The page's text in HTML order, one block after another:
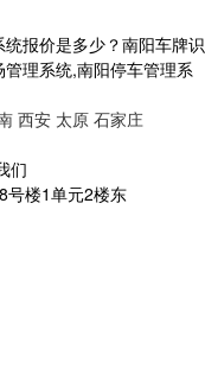
报价是多少？南阳车牌识
理系统,南阳停车管理系
西安 太原 石家庄
们
号楼1单元2楼东